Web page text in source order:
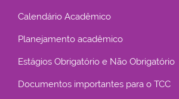
Calendário Acadêmico
Planejamento acadêmico
Estágios Obrigatório e Não Obrigatório
Documentos importantes para o TCC